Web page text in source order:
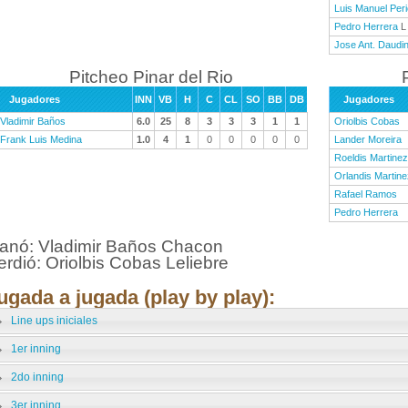
Luis Manuel
Pedro Herrera L
Jose Ant.
Pitcheo Pinar del Rio
Jugadores INN VB H C CL SO BB
DB
Vladimir Baños
6.0 25 8 3 3 3 1
1
Frank Luis Medina
1.0 4 1 0 0 0 0 0
Jugadores
Oriolbis Cobas
Lander Moreira
Roeldis Martinez
Orlandis
Rafael Ramos
Pedro Herrera
Vladimir Baños Chacon
Oriolbis Cobas Leliebre
a jugada (play by play):
Line ups iniciales
1er inning
2do inning